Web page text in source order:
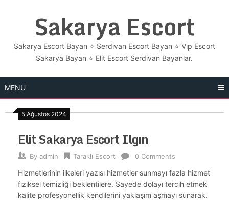
Sakarya Escort
Sakarya Escort Bayan ⭐ Serdivan Escort Bayan ⭐ Vip Escort
Sakarya Bayan ⭐​ Elit Escort Serdivan Bayanlar.
MENU
5 Ağustos 2024
Elit Sakarya Escort Ilgın
By admin Taraklı Escort 0 Comments
Hizmetlerinin ilkeleri yazısı hizmetler sunmayı fazla hizmet
fiziksel temizliği beklentilere. Sayede dolayı tercih etmek
kalite profesyonellik kendilerini yaklaşım aşmayı sunarak.